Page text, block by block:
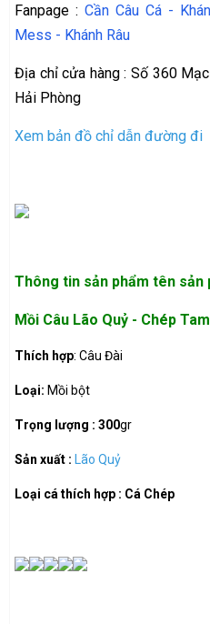
Fanpage : Cần Câu Cá -
Mess - Khánh Râu
Địa chỉ cửa hàng : Số 360
Hải Phòng
Xem bản đồ chỉ dẫn đường đi
Thông tin sản phẩm tên sản
Mồi Câu Lão Quỷ - Chép
Thích hợp: Câu Đài
Loại: Mồi bột
Trọng lượng : 300gr
Sản xuất : Lão Quỷ
Loại cá thích hợp : Cá Chép